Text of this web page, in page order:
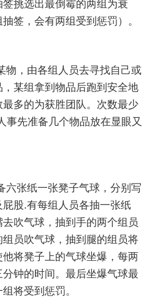
挑选出最倒霉的两组为衰
签，会有两组受到惩罚）。
，由各组人员去寻找自己或
某组拿到物品后跑到安全地
多的为获胜团队。次数最少
事先准备几个物品放在显眼又
张纸一张凳子气球，分别写
股.有每组人员各抽一张纸
吹气球，抽到手的两个组员
员吹气球，抽到腿的组员将
将凳子上的气球坐爆，每两
钟的时间。最后坐爆气球最
将受到惩罚。